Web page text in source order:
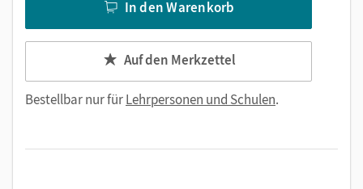
In den Warenkorb
Auf den Merkzettel
Bestellbar nur fürLehrpersonen und Schulen.